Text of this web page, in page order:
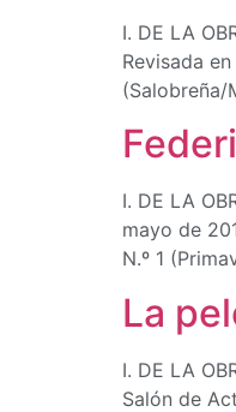
I. DE LA
Revisada
I. DE LA
mayo de
N.º 1
La
I. DE LA
Salón de